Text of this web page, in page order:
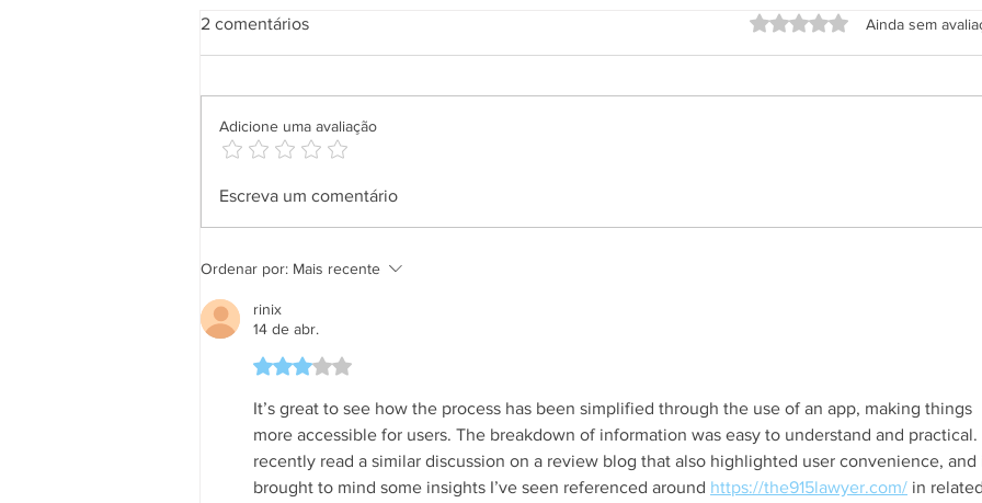
Aplicativo Salineira ganha
recursos, melhor usabilidade e
Rodoviário
2 comentários Avaliado com 0 de 5
Ainda sem
Adicione uma avaliação
Escreva um comentário
Ordenar por: Mais recente
rinix
14 de abr.
Avaliado com 3 de 5 estrelas.
It’s great to see how the process has been simplified through the use of an app, making things
more accessible for users. The breakdown of information was easy to understand and practical.
recently read a similar discussion on a review blog that also highlighted user convenience, and
brought to mind some insights I’ve seen referenced around https://the915lawyer.com/ in related